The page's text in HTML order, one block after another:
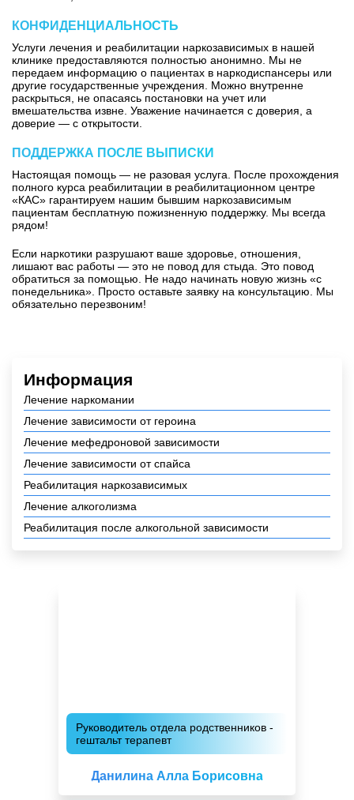
Информация
Лечение наркомании
Лечение зависимости от героина
Лечение мефедроновой зависимости
Лечение зависимости от спайса
Реабилитация наркозависимых
Лечение алкоголизма
Реабилитация после алкогольной зависимости
Руководитель отдела родственников -
гештальт терапевт
Данилина Алла Борисовна
КОНФИДЕНЦИАЛЬНОСТЬ
Услуги лечения и реабилитации наркозависимых в нашей
клинике предоставляются полностью анонимно. Мы не
передаем информацию о пациентах в наркодиспансеры или
другие государственные учреждения. Можно внутренне
раскрыться, не опасаясь постановки на учет или
вмешательства извне. Уважение начинается с доверия, а
доверие — с открытости.
ПОДДЕРЖКА ПОСЛЕ ВЫПИСКИ
Настоящая помощь — не разовая услуга. После прохождения
полного курса реабилитации в реабилитационном центре
«КАС» гарантируем нашим бывшим наркозависимым
пациентам бесплатную пожизненную поддержку. Мы всегда
рядом!
Если наркотики разрушают ваше здоровье, отношения,
лишают вас работы — это не повод для стыда. Это повод
обратиться за помощью. Не надо начинать новую жизнь «с
понедельника». Просто оставьте заявку на консультацию. Мы
обязательно перезвоним!